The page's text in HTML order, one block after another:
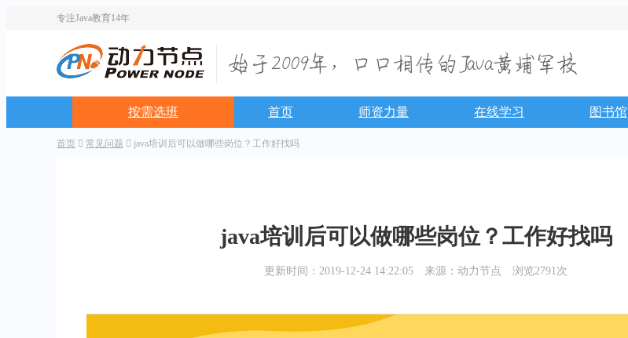
专注Java教育14年
按需选班 首页 师资力量 在线学习 图书馆
首页 常见问题 java培训后可以做哪些岗位？工作好找吗
java培训后可以做哪些岗位？工作好找吗
更新时间：2019-12-24 14:22:05 来源：动力节点 浏览2791次